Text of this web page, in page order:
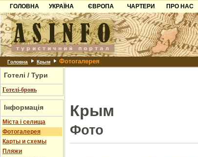
ГОЛОВНА
УКРАЇНА
Карпати
Азов
Причорноморря
Шацьк
ЄВРОПА
Чорногорія
Хорватія
Болгарія
Албанія
ЧАРТЕРИ
ПРО НАС
Контакти
Партнерам
Додати
Головна Крым Фотогалерея
Готелі / Тури
Готелі-бронь
Інформація
Міста і селища
Фотогалерея
Карты и схемы
Пляжи
Крым
Фото